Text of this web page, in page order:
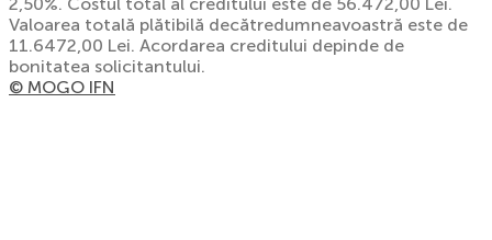
Valoarea totală plătibilă decătredumneavoastră este de
11.6472,00 Lei. Acordarea creditului depinde de
bonitatea solicitantului.
© MOGO IFN